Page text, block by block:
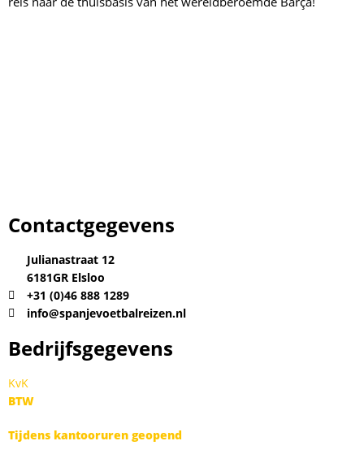
Contactgegevens
Julianastraat 12
6181GR Elsloo
+31 (0)46 888 1289
info@spanjevoetbalreizen.nl
Bedrijfsgegevens
KvK
BTW
Tijdens kantooruren geopend